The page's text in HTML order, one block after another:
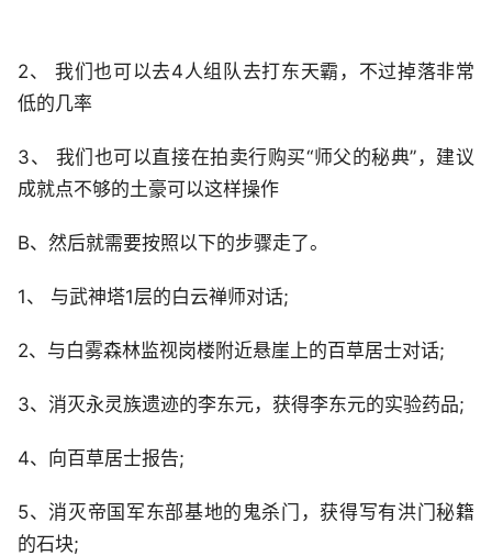
2、 我们也可以去4人组队去打东天霸，不过掉落非常
低的几率
3、 我们也可以直接在拍卖行购买“师父的秘典”，建议
成就点不够的土豪可以这样操作
B、然后就需要按照以下的步骤走了。
1、 与武神塔1层的白云禅师对话;
2、与白雾森林监视岗楼附近悬崖上的百草居士对话;
3、消灭永灵族遗迹的李东元，获得李东元的实验药品;
4、向百草居士报告;
5、消灭帝国军东部基地的鬼杀门，获得写有洪门秘籍
的石块;